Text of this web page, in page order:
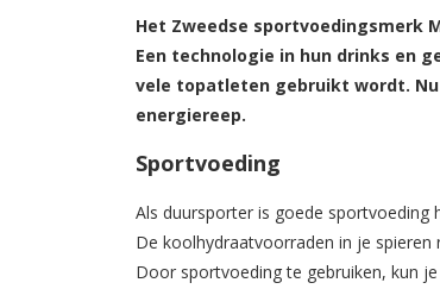
Het Zweedse sportvoedingsmerk
Een technologie in hun drinks en
vele topatleten gebruikt wordt.
energiereep.
Sportvoeding
Als duursporter is goede sportvoeding
De koolhydraatvoorraden in je
Door sportvoeding te gebruiken, kun